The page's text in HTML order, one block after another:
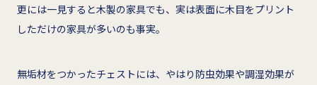
更には一見すると木製の家具でも、実は表面に木目をプリント
しただけの家具が多いのも事実。
無垢材をつかったチェストには、やはり防虫効果や調湿効果が